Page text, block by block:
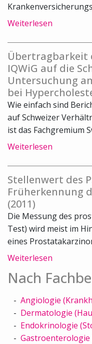
Weiterlesen
Übertragbarkeit
IQWiG auf die
Untersuchung
bei
Wie einfach sind
auf Schweizer
ist das Fachgremium
Weiterlesen
Stellenwert des
Früherkennung
(2011)
Die Messung des
Test) wird meist im
eines
Weiterlesen
Nach
Angiologie
Dermatologie
Endokrinologie